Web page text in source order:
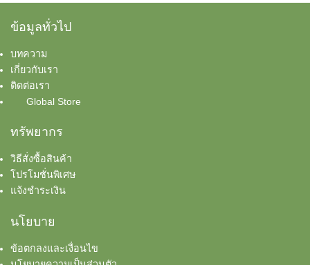
ข้อมูลทั่วไป
บทความ
เกี่ยวกับเรา
ติดต่อเรา
Global Store
ทรัพยากร
วิธีสั่งซื้อสินค้า
โปรโมชั่นพิเศษ
แจ้งชำระเงิน
นโยบาย
ข้อตกลงและเงื่อนไข